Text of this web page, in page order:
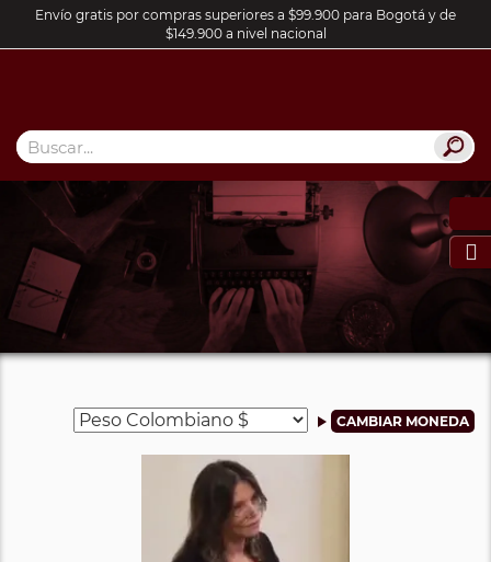
Envío gratis por compras superiores a $99.900 para Bogotá y de
$149.900 a nivel nacional
